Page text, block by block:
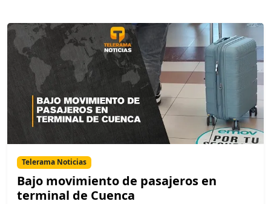
Telerama Noticias
Bajo movimiento de pasajeros en
terminal de Cuenca